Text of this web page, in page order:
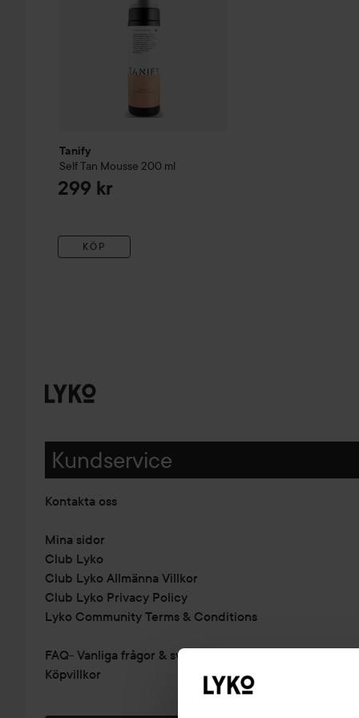
Tanify
Self Tan Mousse 200 ml
299 kr
KÖP
Kundservice
Kontakta oss
Mina sidor
Club Lyko
Club Lyko Allmänna Villkor
Club Lyko Privacy Policy
Lyko Community Terms & Conditions
FAQ- Vanliga frågor & svar
Köpvillkor